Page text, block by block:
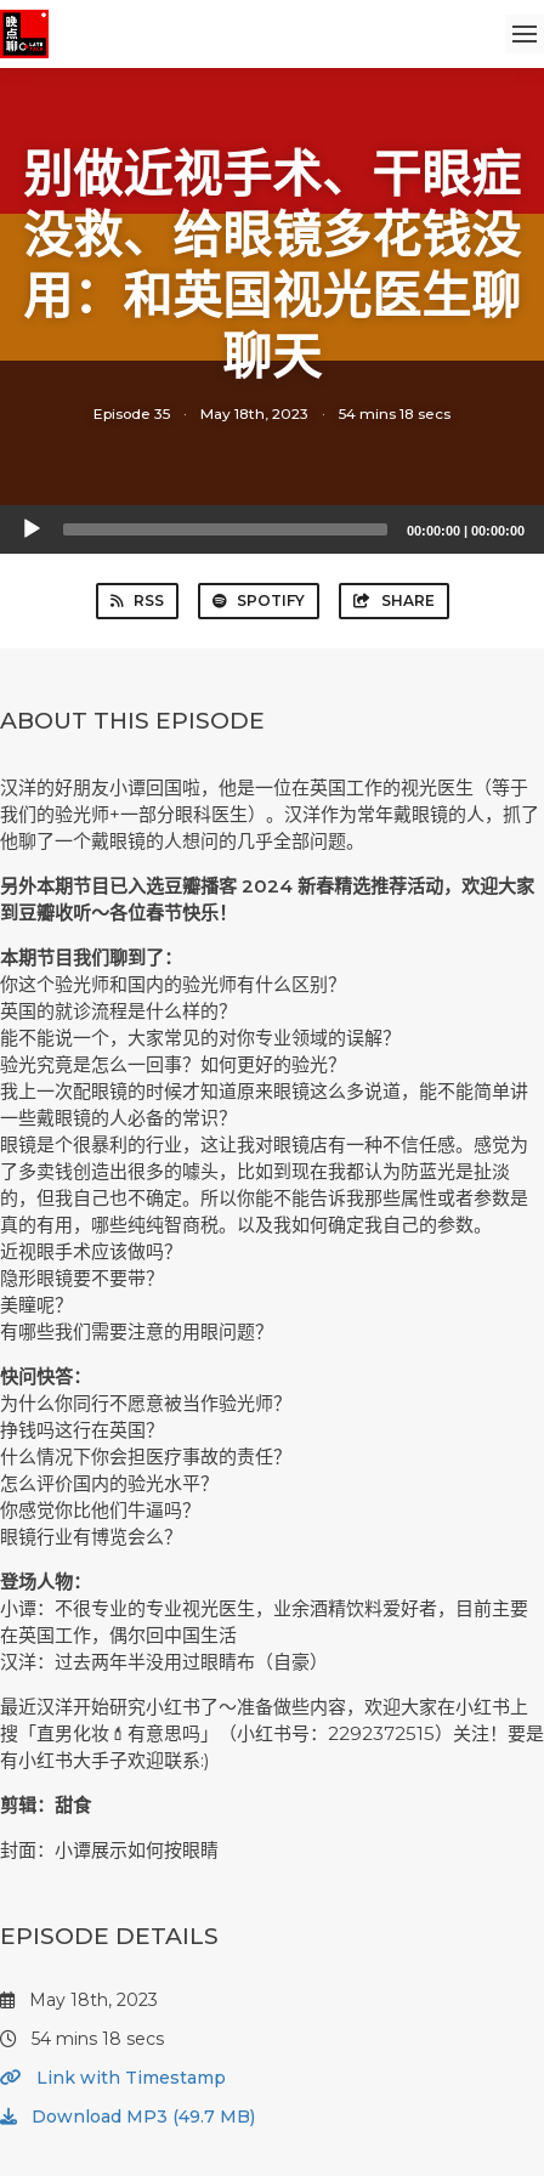
别做近视手术、干眼症
没救、给眼镜多花钱没
用：和英国视光医生聊
聊天
Episode 35 · May 18th, 2023 · 54 mins 18 secs
Audio
Player
00:00:00 | 00:00:00
RSS SPOTIFY SHARE
ABOUT THIS EPISODE
汉洋的好朋友小谭回国啦，他是一位在英国工作的视光医生（等于
我们的验光师+一部分眼科医生）。汉洋作为常年戴眼镜的人，抓了
他聊了一个戴眼镜的人想问的几乎全部问题。
另外本期节目已入选豆瓣播客 2024 新春精选推荐活动，欢迎大家
到豆瓣收听～各位春节快乐！
本期节目我们聊到了：
你这个验光师和国内的验光师有什么区别？
英国的就诊流程是什么样的？
能不能说一个，大家常见的对你专业领域的误解？
验光究竟是怎么一回事？如何更好的验光？
我上一次配眼镜的时候才知道原来眼镜这么多说道，能不能简单讲
一些戴眼镜的人必备的常识？
眼镜是个很暴利的行业，这让我对眼镜店有一种不信任感。感觉为
了多卖钱创造出很多的噱头，比如到现在我都认为防蓝光是扯淡
的，但我自己也不确定。所以你能不能告诉我那些属性或者参数是
真的有用，哪些纯纯智商税。以及我如何确定我自己的参数。
近视眼手术应该做吗？
隐形眼镜要不要带？
美瞳呢？
有哪些我们需要注意的用眼问题？
快问快答：
为什么你同行不愿意被当作验光师？
挣钱吗这行在英国？
什么情况下你会担医疗事故的责任？
怎么评价国内的验光水平？
你感觉你比他们牛逼吗？
眼镜行业有博览会么？
登场人物：
小谭：不很专业的专业视光医生，业余酒精饮料爱好者，目前主要
在英国工作，偶尔回中国生活
汉洋：过去两年半没用过眼睛布（自豪）
最近汉洋开始研究小红书了～准备做些内容，欢迎大家在小红书上
搜「直男化妆💄有意思吗」（小红书号：2292372515）关注！要是
有小红书大手子欢迎联系:)
剪辑：甜食
封面：小谭展示如何按眼睛
EPISODE DETAILS
May 18th, 2023
54 mins 18 secs
Link with Timestamp
Download MP3 (49.7 MB)